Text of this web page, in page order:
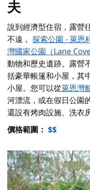
夫
說到經濟型住宿，露營
不遠， 探索公園 - 萊恩
灣國家公園（Lane
動物和歷史遺跡。露營
括豪華帳篷和小屋，其
小屋。您可以從萊恩灣
河漂流，或在假日公園
還設有烤肉設施、洗衣
價格範圍： $$